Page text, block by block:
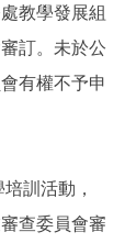
教學發展組
訂。未於公
有權不予申
訓活動，
查委員會審